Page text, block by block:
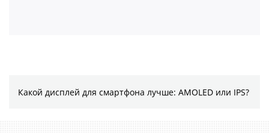
Какой дисплей для смартфона лучше: AMOLED или IPS?